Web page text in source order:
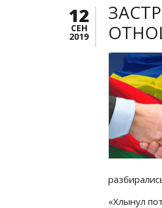
12
СЕН
2019
«Хлынул